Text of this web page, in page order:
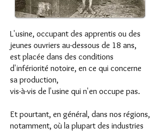
L'usine, occupant des apprentis ou des
jeunes ouvriers au-dessous de 18 ans,
est placée dans des conditions
d'infériorité notoire, en ce qui concerne
sa production,
vis-à-vis de l'usine qui n'en occupe pas.
Et pourtant, en général, dans nos régions,
notamment, où la plupart des industries